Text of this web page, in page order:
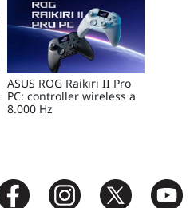
ASUS ROG Raikiri II Pro
PC: controller wireless a
8.000 Hz